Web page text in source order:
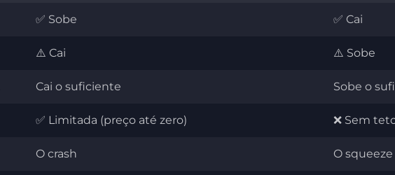
✅ Sobe ✅ Cai
⚠️ Cai ⚠️ Sobe
Cai o suficiente Sobe o
✅ Limitada (preço até zero) ❌ Sem
O crash O squeeze